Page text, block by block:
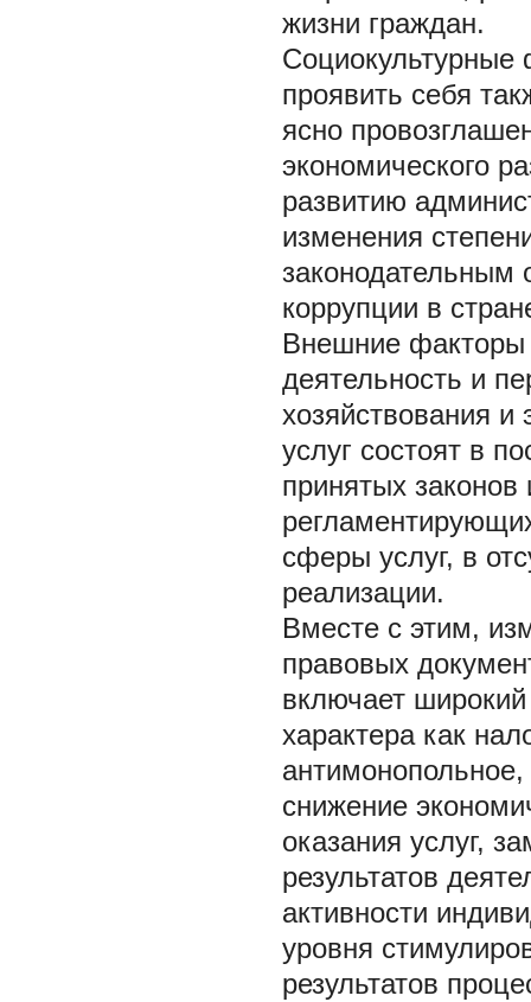
жизни граждан.
проявить себя
ясно
экономического
развитию
изменения
законодательным
коррупции в
Внешние факторы
деятельность и
хозяйствования
услуг состоят в
принятых
сферы услуг, в
реализации.
Вместе с этим,
правовых
включает широкий
характера как
снижение
оказания услуг,
результатов
активности
уровня
результатов